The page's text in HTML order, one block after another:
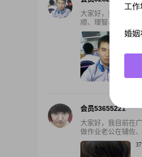
大家好，我目前在
顺、理智、居家、
会员53655221
大家好，我目前在
做作业老公在辅佐
工作
婚姻